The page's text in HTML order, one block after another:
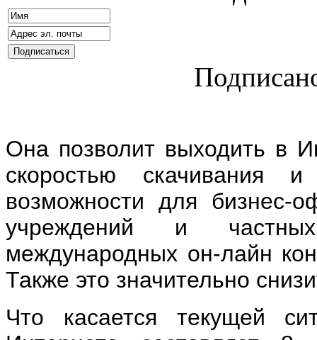
Она позволит выходить в
скоростью скачивания
возможности для бизнес-
учреждений и частных
международных он-лайн
Также это значительно
Что касается текущей